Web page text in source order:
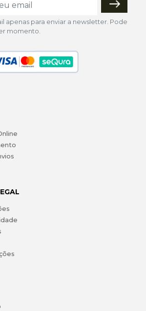
apenas para enviar a newsletter. Pode
momento.